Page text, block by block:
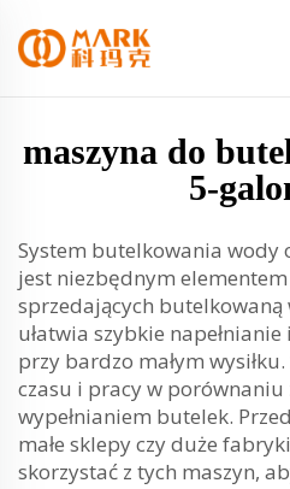
maszyna do
5-
System butelkowania wody
jest niezbędnym
sprzedających butelkowaną
ułatwia szybkie
przy bardzo małym
czasu i pracy w porównaniu
wypełnianiem butelek.
małe sklepy czy duże
skorzystać z tych maszyn,